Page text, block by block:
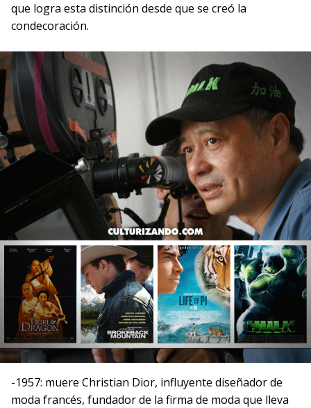
que logra esta distinción desde que se creó la
condecoración.
-1957: muere Christian Dior, influyente diseñador de
moda francés, fundador de la firma de moda que lleva